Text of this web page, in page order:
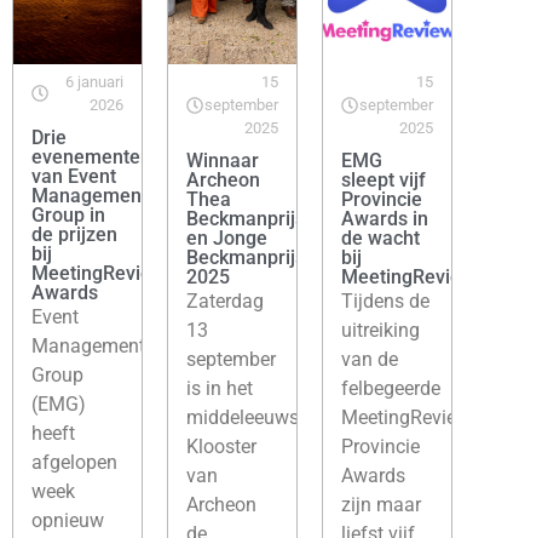
6 januari
2026
Drie
evenementenlocaties
van Event
Management
Group in
de prijzen
bij
MeetingReview
Awards
Event
Management
Group
(EMG)
heeft
afgelopen
week
opnieuw
15
september
2025
Winnaar
Archeon
Thea
Beckmanprijs
en Jonge
Beckmanprijs
2025
Zaterdag
13
september
is in het
middeleeuws
Klooster
van
Archeon
15
september
2025
EMG
sleept vijf
Provincie
Awards in
de wacht
bij
MeetingReview
Tijdens de
uitreiking
van de
felbegeerde
MeetingReview
Provincie
Awards
zijn maar